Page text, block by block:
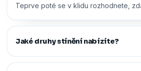
Teprve poté se v klidu rozhodnete,
Jaké druhy stínění nabízíte?
Nabízíme vnitřní i venkovní stínění na